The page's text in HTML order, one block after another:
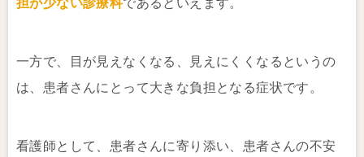
担が少ない診療科であるといえます。
一方で、目が見えなくなる、見えにくくなるというの
は、患者さんにとって大きな負担となる症状です。
看護師として、患者さんに寄り添い、患者さんの不安